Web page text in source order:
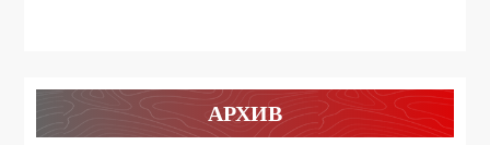
АРХИВ